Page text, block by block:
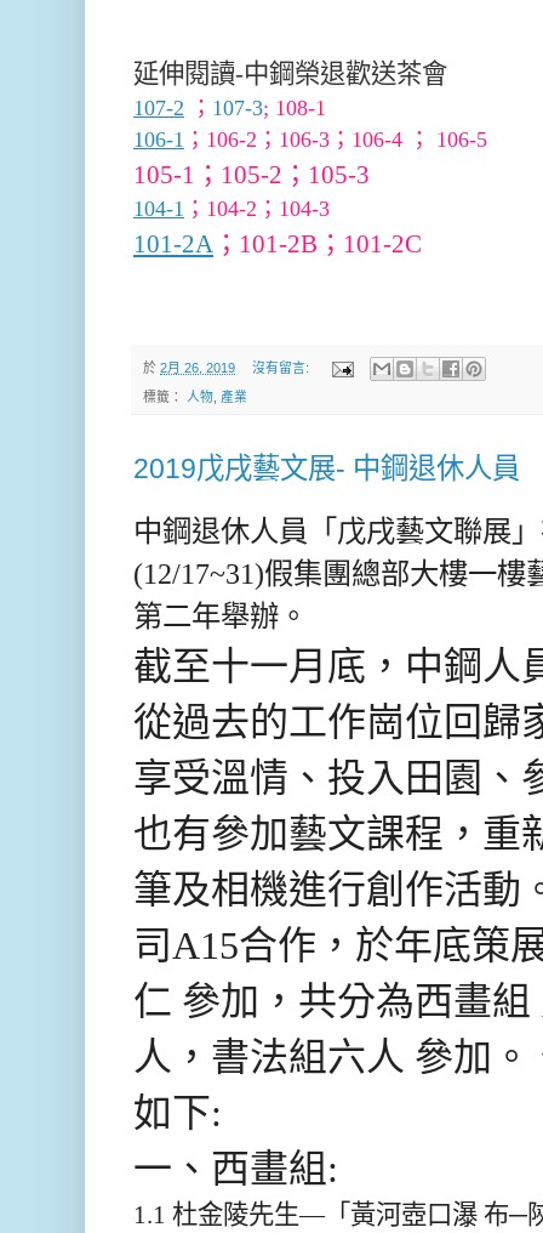
延伸閱讀-中鋼榮退歡送茶會
107-2 ； 107-3; 108-1
106-1 ； 106-2 ； 106-3 ； 106-4 ； 106-5
105-1； 105-2 ； 105-3
104-1 ； 104-2 ； 104-3
101-2A ； 101-2B ； 101-2C
於 2月 26, 2019 沒有留言:
標籤： 人物, 產業
2019戊戌藝文展- 中鋼退休人員
中鋼退休人員「戊戌藝文聯展
(12/17~31)假集團總部大樓一
第二年舉辦。
截至十一月底，中鋼人
從過去的工作崗位回歸
享受溫情、投入田園、
也有參加藝文課程，重
筆及相機進行創作活動
司A15合作，於年底策
仁 參加，共分為西畫
人，書法組六人 參加
如下:
一、西畫組:
1.1 杜金陵先生—「黃河壺口瀑 布─